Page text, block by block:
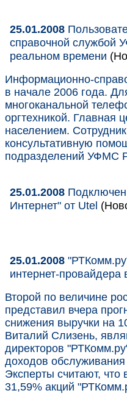
25.01.2008
справочной службой
реальном времени
Информационно-
в начале 2006 года.
многоканальной
оргтехникой. Главная
населением.
консультативную
подразделений УФМС
25.01.2008
Интернет" от Utel
25.01.2008
интернет-провайдера
Второй по величине
представил вчера
снижения выручки на
Виталий Слизень,
директоров
доходов
Эксперты считают, что
31,59% акций